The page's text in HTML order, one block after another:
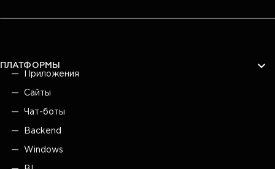
ПЛАТФОРМЫ
Приложения
Сайты
Чат-боты
Backend
Windows